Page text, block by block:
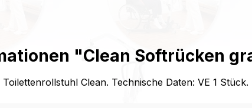
"Clean Softrücken
Clean. Technische Daten: VE 1 Stück.